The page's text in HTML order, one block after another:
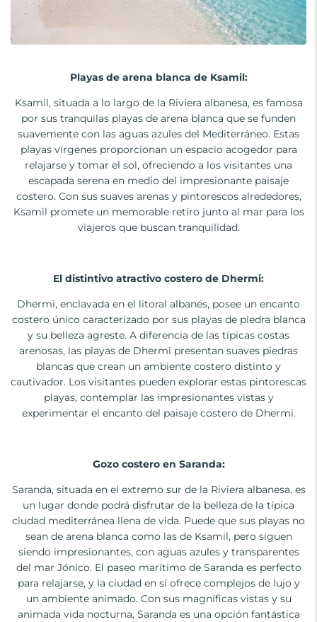
Playas de arena blanca de Ksamil:
Ksamil, situada a lo largo de la Riviera albanesa, es famosa
por sus tranquilas playas de arena blanca que se funden
suavemente con las aguas azules del Mediterráneo. Estas
playas vírgenes proporcionan un espacio acogedor para
relajarse y tomar el sol, ofreciendo a los visitantes una
escapada serena en medio del impresionante paisaje
costero. Con sus suaves arenas y pintorescos alrededores,
Ksamil promete un memorable retiro junto al mar para los
viajeros que buscan tranquilidad.
El distintivo atractivo costero de Dhermi:
Dhermi, enclavada en el litoral albanés, posee un encanto
costero único caracterizado por sus playas de piedra blanca
y su belleza agreste. A diferencia de las típicas costas
arenosas, las playas de Dhermi presentan suaves piedras
blancas que crean un ambiente costero distinto y
cautivador. Los visitantes pueden explorar estas pintorescas
playas, contemplar las impresionantes vistas y
experimentar el encanto del paisaje costero de Dhermi.
Gozo costero en Saranda:
Saranda, situada en el extremo sur de la Riviera albanesa, es
un lugar donde podrá disfrutar de la belleza de la típica
ciudad mediterránea llena de vida. Puede que sus playas no
sean de arena blanca como las de Ksamil, pero siguen
siendo impresionantes, con aguas azules y transparentes
del mar Jónico. El paseo marítimo de Saranda es perfecto
para relajarse, y la ciudad en sí ofrece complejos de lujo y
un ambiente animado. Con sus magníficas vistas y su
animada vida nocturna, Saranda es una opción fantástica